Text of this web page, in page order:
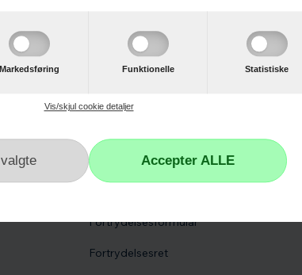
Markedsføring Funktionelle Statistiske
Vis/skjul cookie detaljerKundeservice
Reklamation
Fortrydelsesformular
Fortrydelsesret